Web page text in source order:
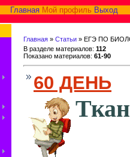
Главная Мой профиль Выход
Главная » Статьи » ЕГЭ ПО
В разделе материалов: 112
Показано материалов: 61-90
60 ДЕНЬ